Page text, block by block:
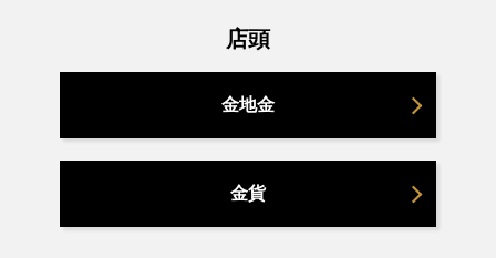
店頭
金地金
金貨